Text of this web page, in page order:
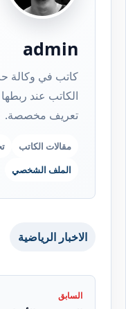
admin
كاتب في وكالة
تعريف مخصصة.
مقالات الكاتب
الملف الشخصي
الاخبار الرياضية
السابق